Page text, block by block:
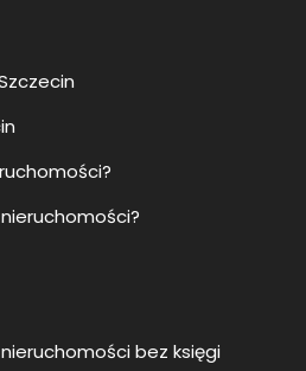
bez księgi